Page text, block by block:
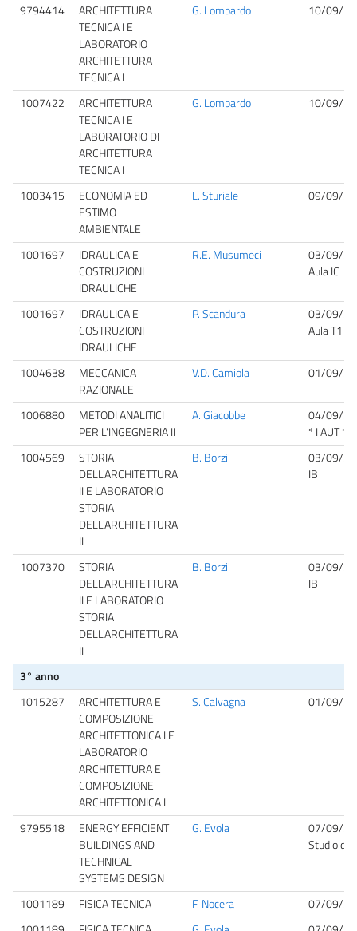
9794414
ARCHITETTURA
TECNICA I E
LABORATORIO
ARCHITETTURA
TECNICA I
G. Lombardo 10/09/
1007422
ARCHITETTURA
TECNICA I E
LABORATORIO DI
ARCHITETTURA
TECNICA I
G. Lombardo 10/09/
1003415
ECONOMIA ED
ESTIMO
AMBIENTALE
L. Sturiale 09/09/
1001697
IDRAULICA E
COSTRUZIONI
IDRAULICHE
R.E. Musumeci
03/09/
Aula IC
1001697
IDRAULICA E
COSTRUZIONI
IDRAULICHE
P. Scandura
03/09/
Aula T1
1004638
MECCANICA
RAZIONALE
V.D. Camiola 01/09/
1006880
METODI ANALITICI
PER L'INGEGNERIA II
A. Giacobbe
04/09/
* I AUT *
1004569
STORIA
DELL'ARCHITETTURA
II E LABORATORIO
STORIA
DELL'ARCHITETTURA
II
B. Borzi'
03/09/
IB
1007370
STORIA
DELL'ARCHITETTURA
II E LABORATORIO
STORIA
DELL'ARCHITETTURA
II
B. Borzi'
03/09/
IB
3° anno
1015287
ARCHITETTURA E
COMPOSIZIONE
ARCHITETTONICA I E
LABORATORIO
ARCHITETTURA E
COMPOSIZIONE
ARCHITETTONICA I
S. Calvagna 01/09/
9795518
ENERGY EFFICIENT
BUILDINGS AND
TECHNICAL
SYSTEMS DESIGN
G. Evola
07/09/
Studio
1001189 FISICA TECNICA F. Nocera
07/09/